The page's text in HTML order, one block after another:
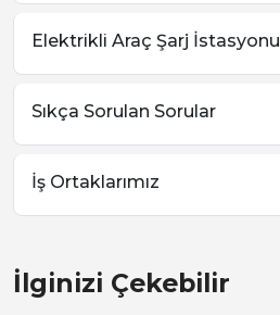
Elektrikli Araç Şarj İstasyonu
Sıkça Sorulan Sorular
İş Ortaklarımız
İlginizi Çekebilir